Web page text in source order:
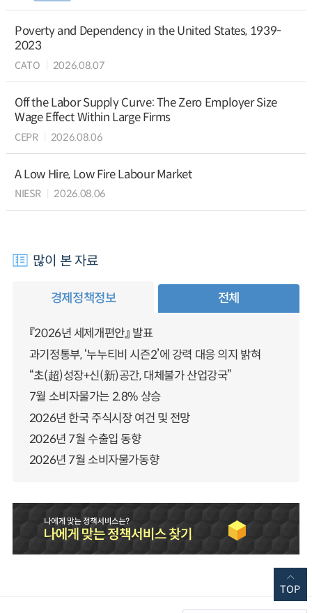
Poverty and Dependency in the United States, 1939-
2023
CATO 2026.08.07
Off the Labor Supply Curve: The Zero Employer Size
Wage Effect Within Large Firms
CEPR 2026.08.06
A Low Hire, Low Fire Labour Market
NIESR 2026.08.06
많이 본 자료
경제정책정보 전체
『2026년 세제개편안』 발표
과기정통부, ‘누누티비 시즌2’에 강력 대응 의지 밝혀
“초(超)성장+신(新)공간, 대체불가 산업강국”
7월 소비자물가는 2.8% 상승
2026년 한국 주식시장 여건 및 전망
2026년 7월 수출입 동향
2026년 7월 소비자물가동향
TOP